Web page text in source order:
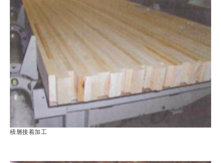
積層接着加工